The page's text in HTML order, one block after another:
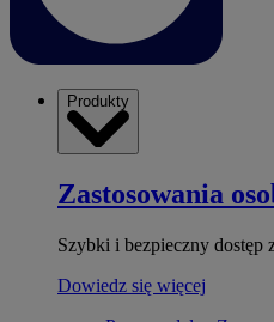
Produkty
Zastosowania
Szybki i bezpieczny dostęp
Dowiedz się więcej